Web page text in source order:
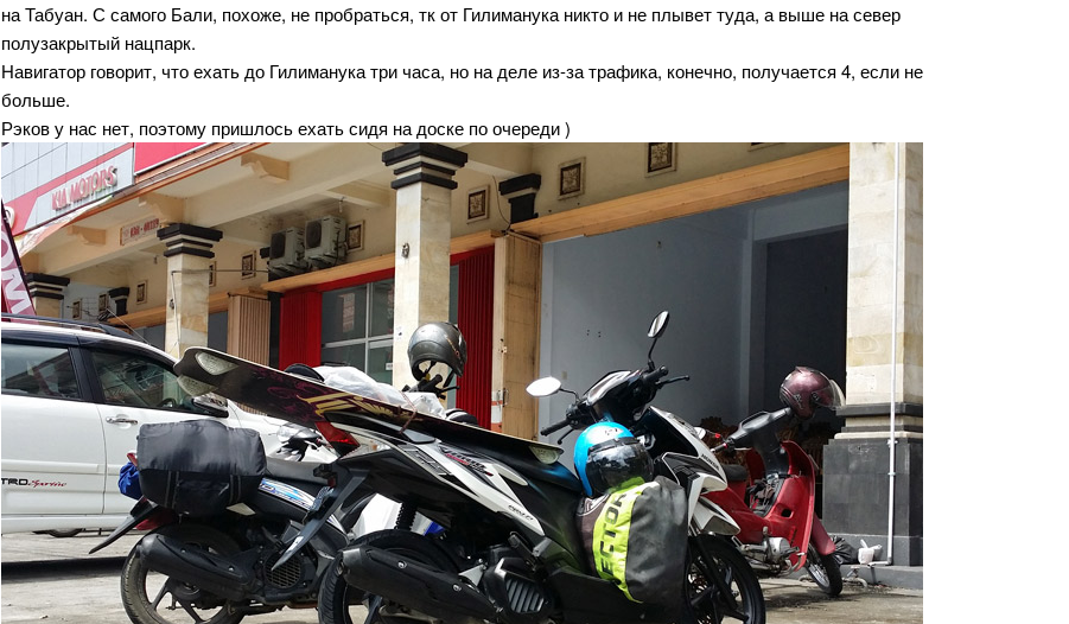
на Табуан. С самого Бали, похоже, не пробраться, тк от Гилиманука никто и не плывет туда, а выше на север
полузакрытый нацпарк.
Навигатор говорит, что ехать до Гилиманука три часа, но на деле из-за трафика, конечно, получается 4, если не
больше.
Рэков у нас нет, поэтому пришлось ехать сидя на доске по очереди )